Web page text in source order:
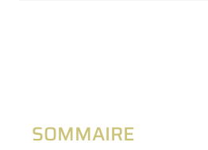
SOMMAIRE